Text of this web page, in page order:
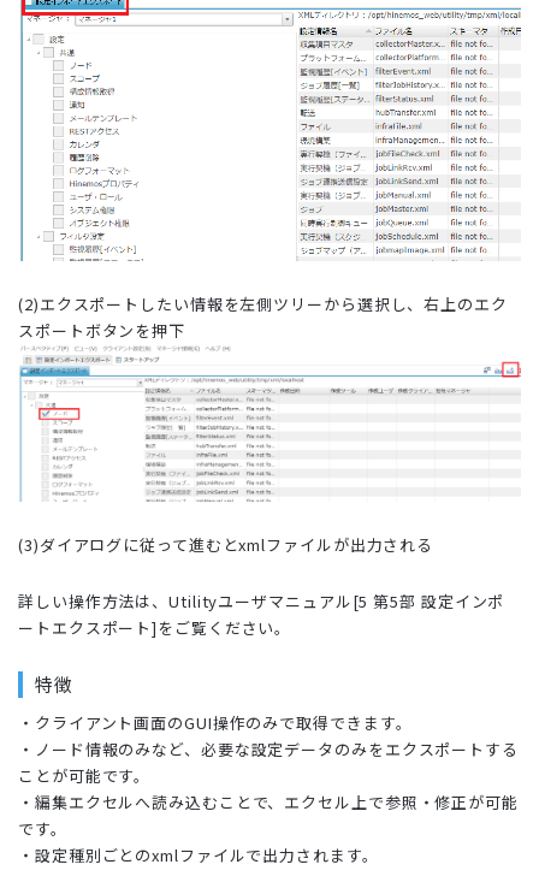
(2)エクスポートしたい情報を左側ツリーから選択し、右上のエク
スポートボタンを押下
(3)ダイアログに従って進むとxmlファイルが出力される
詳しい操作方法は、Utilityユーザマニュアル[5 第5部 設定インポ
ートエクスポート]をご覧ください。
特徴
・クライアント画面のGUI操作のみで取得できます。
・ノード情報のみなど、必要な設定データのみをエクスポートする
ことが可能です。
・編集エクセルへ読み込むことで、エクセル上で参照・修正が可能
です。
・設定種別ごとのxmlファイルで出力されます。